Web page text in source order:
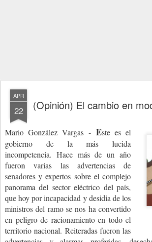
APR
22 (Opinión) El cambio en
Mario González Vargas - Este es el
gobierno de la más lucida
incompetencia. Hace más de un año
fueron varias las advertencias de
senadores y expertos sobre el complejo
panorama del sector eléctrico del país,
que hoy por incapacidad y desidia de los
ministros del ramo se nos ha convertido
en peligro de racionamiento en todo el
territorio nacional. Reiteradas fueron las